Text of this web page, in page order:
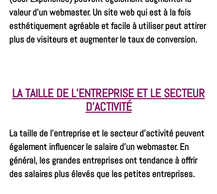
valeur d’un webmaster. Un site web qui est à la fois
esthétiquement agréable et facile à utiliser peut attirer
plus de visiteurs et augmenter le taux de conversion.
LA TAILLE DE L’ENTREPRISE ET LE SECTEUR
D’ACTIVITÉ
La taille de l’entreprise et le secteur d’activité peuvent
également influencer le salaire d’un webmaster. En
général, les grandes entreprises ont tendance à offrir
des salaires plus élevés que les petites entreprises.